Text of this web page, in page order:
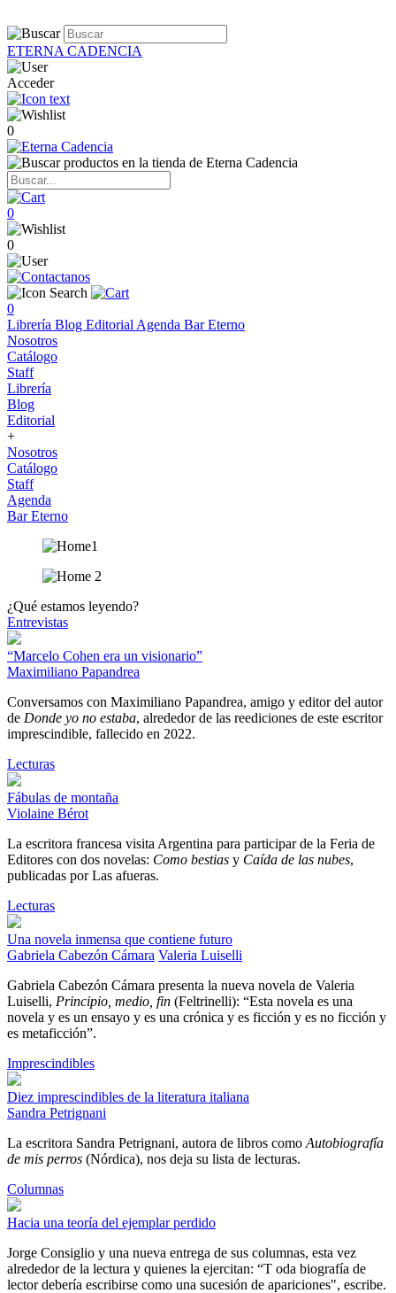
ETERNA CADENCIA
Acceder
0
0
0
0
Librería Blog Editorial Agenda Bar Eterno
Nosotros
Catálogo
Staff
Librería
Blog
Editorial
+
Nosotros
Catálogo
Staff
Agenda
Bar Eterno
¿Qué estamos leyendo?
Entrevistas
“Marcelo Cohen era un visionario”
Maximiliano Papandrea
Conversamos con Maximiliano Papandrea, amigo y editor del autor
de Donde yo no estaba, alrededor de las reediciones de este escritor
imprescindible, fallecido en 2022.
Lecturas
Fábulas de montaña
Violaine Bérot
La escritora francesa visita Argentina para participar de la Feria de
Editores con dos novelas: Como bestias y Caída de las nubes,
publicadas por Las afueras.
Lecturas
Una novela inmensa que contiene futuro
Gabriela Cabezón Cámara Valeria Luiselli
Gabriela Cabezón Cámara presenta la nueva novela de Valeria
Luiselli, Principio, medio, fin (Feltrinelli): “Esta novela es una
novela y es un ensayo y es una crónica y es ficción y es no ficción y
es metaficción”.
Imprescindibles
Diez imprescindibles de la literatura italiana
Sandra Petrignani
La escritora Sandra Petrignani, autora de libros como Autobiografía
de mis perros (Nórdica), nos deja su lista de lecturas.
Columnas
Hacia una teoría del ejemplar perdido
Jorge Consiglio y una nueva entrega de sus columnas, esta vez
alrededor de la lectura y quienes la ejercitan: “T oda biografía de
lector debería escribirse como una sucesión de apariciones", escribe.